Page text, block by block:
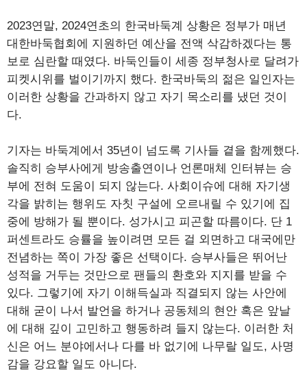
2023연말, 2024연초의 한국바둑계 상황은 정부가 매년
대한바둑협회에 지원하던 예산을 전액 삭감하겠다는 통
보로 심란할 때였다. 바둑인들이 세종 정부청사로 달려가
피켓시위를 벌이기까지 했다. 한국바둑의 젊은 일인자는
이러한 상황을 간과하지 않고 자기 목소리를 냈던 것이
다.
기자는 바둑계에서 35년이 넘도록 기사들 곁을 함께했다.
솔직히 승부사에게 방송출연이나 언론매체 인터뷰는 승
부에 전혀 도움이 되지 않는다. 사회이슈에 대해 자기생
각을 밝히는 행위도 자칫 구설에 오르내릴 수 있기에 집
중에 방해가 될 뿐이다. 성가시고 피곤할 따름이다. 단 1
퍼센트라도 승률을 높이려면 모든 걸 외면하고 대국에만
전념하는 쪽이 가장 좋은 선택이다. 승부사들은 뛰어난
성적을 거두는 것만으로 팬들의 환호와 지지를 받을 수
있다. 그렇기에 자기 이해득실과 직결되지 않는 사안에
대해 굳이 나서 발언을 하거나 공동체의 현안 혹은 앞날
에 대해 깊이 고민하고 행동하려 들지 않는다. 이러한 처
신은 어느 분야에서나 다를 바 없기에 나무랄 일도, 사명
감을 강요할 일도 아니다.